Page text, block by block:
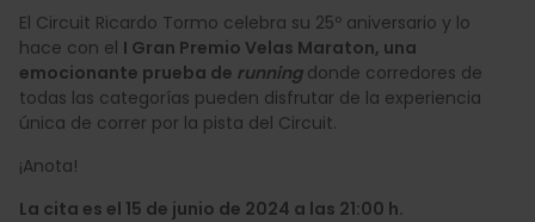
El Circuit Ricardo Tormo celebra su 25º aniversario y lo
hace con el I Gran Premio Velas Maraton, una
emocionante prueba de runningdonde corredores de
todas las categorías pueden disfrutar de la experiencia
única de correr por la pista del Circuit.
¡Anota!
La cita es el 15 de junio de 2024 a las 21:00 h.